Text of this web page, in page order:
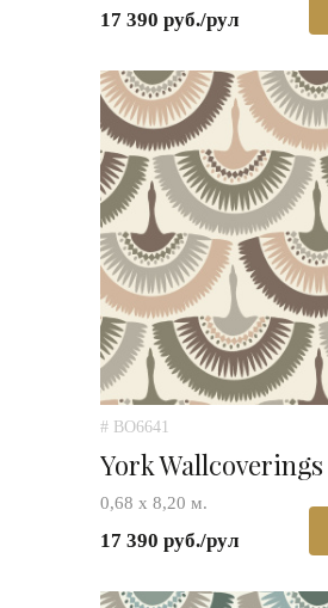
17 390 руб./рул
# BO6641
York Wallcoverings
0,68 х 8,20 м.
17 390 руб./рул